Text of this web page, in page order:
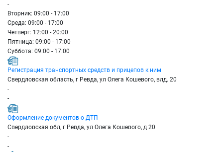
-
Вторник: 09:00 - 17:00
Среда: 09:00 - 17:00
Четверг: 12:00 - 20:00
Пятница: 09:00 - 17:00
Суббота: 09:00 - 17:00
Регистрация транспортных средств и прицепов к ним
Свердловская область, г Ревда, ул Олега Кошевого, влд. 20
-
-
Оформление документов о ДТП
Свердловская обл, г Ревда, ул Олега Кошевого, д 20
-
-